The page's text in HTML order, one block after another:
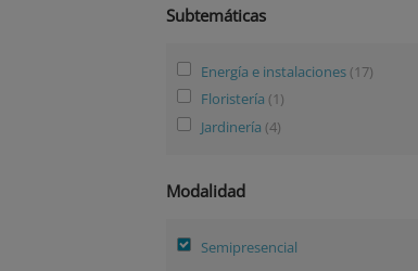
Subtemáticas
Energía e instalaciones (17)
Floristería (1)
Jardinería (4)
Modalidad
Semipresencial